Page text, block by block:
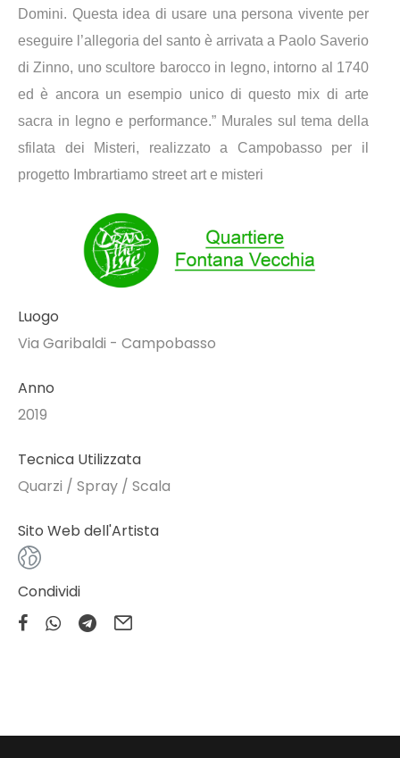
Domini. Questa idea di usare una persona vivente per
eseguire l’allegoria del santo è arrivata a Paolo Saverio
di Zinno, uno scultore barocco in legno, intorno al 1740
ed è ancora un esempio unico di questo mix di arte
sacra in legno e performance.” Murales sul tema della
sfilata dei Misteri, realizzato a Campobasso per il
progetto Imbrartiamo street art e misteri
Luogo
Via Garibaldi - Campobasso
Anno
2019
Tecnica Utilizzata
Quarzi / Spray / Scala
Sito Web dell'Artista
Condividi